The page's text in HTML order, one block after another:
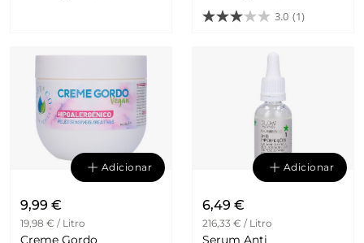
3.0 (1)
Adicionar
9,99 €
19,98 € / Litro
Creme Gordo
Adicionar
6,49 €
216,33 € / Litro
Serum Anti